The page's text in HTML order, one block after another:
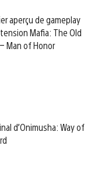
aperçu de gameplay
Mafia: The Old
Man of Honor
d’Onimusha: Way of